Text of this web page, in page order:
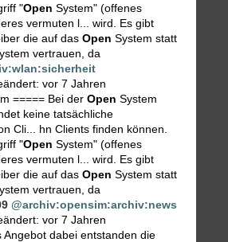
"Open System" (offenes
vermuten l... wird. Es gibt
die auf das Open System statt
vertrauen, da
vor 7 Jahren
===== Bei der Open System
keine tatsächliche
Cli... hn Clients finden können.
"Open System" (offenes
vermuten l... wird. Es gibt
die auf das Open System statt
vertrauen, da
@archiv:opensim:archiv:news
vor 7 Jahren
Angebot dabei entstanden die